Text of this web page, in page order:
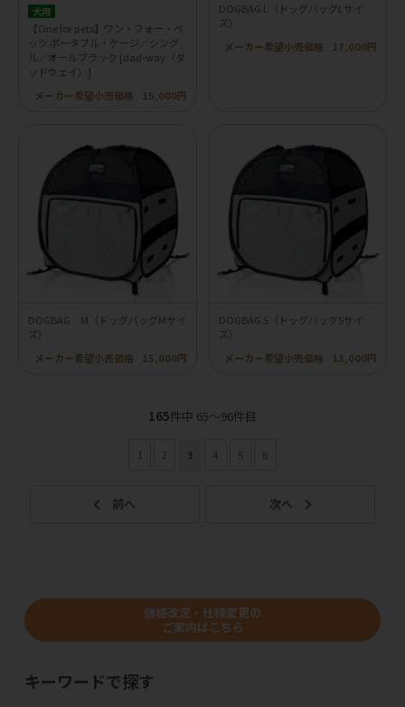
犬用
【One for pets】ワン・フォー・ペ
ッツ ポータブル・ケージ／シング
ル／オールブラック [dad-way（ダ
ッドウェイ）]
メーカー希望小売価格
15,000円
DOGBAG L（ドッグバッグLサイ
ズ）
メーカー希望小売価格
17,000円
DOGBAG M（ドッグバッグMサイ
ズ）
メーカー希望小売価格
15,000円
DOGBAG S（ドッグバッグSサイ
ズ）
メーカー希望小売価格
13,000円
165件中 65〜96件目
1 2 3 4 5 6
価格改定・仕様変更の
ご案内はこちら
キーワードで探す